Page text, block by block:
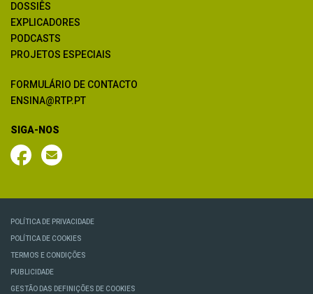
DOSSIÊS
EXPLICADORES
PODCASTS
PROJETOS ESPECIAIS
FORMULÁRIO DE CONTACTO
ENSINA@RTP.PT
SIGA-NOS
POLÍTICA DE PRIVACIDADE
POLÍTICA DE COOKIES
TERMOS E CONDIÇÕES
PUBLICIDADE
GESTÃO DAS DEFINIÇÕES DE COOKIES